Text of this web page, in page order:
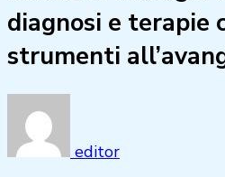
diagnosi e terapie
strumenti
editor